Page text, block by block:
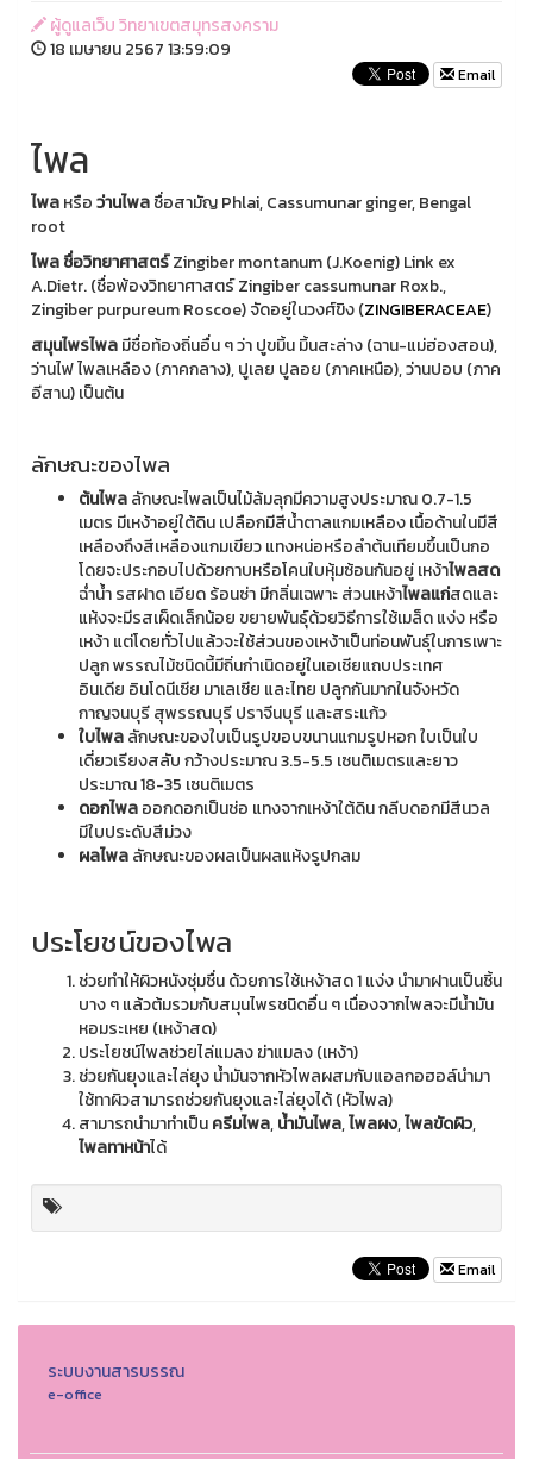
ผู้ดูแลเว็บ วิทยาเขตสมุทรสงคราม
18 เมษายน 2567 13:59:09
Email
ไพล
ไพลหรือว่านไพลชื่อสามัญ Phlai, Cassumunar ginger, Bengal
root
ไพล ชื่อวิทยาศาสตร์Zingiber montanum (J.Koenig) Link ex
A.Dietr. (ชื่อพ้องวิทยาศาสตร์ Zingiber cassumunar Roxb.,
Zingiber purpureum Roscoe) จัดอยู่ในวงศ์ขิง (ZINGIBERACEAE)
สมุนไพรไพลมีชื่อท้องถิ่นอื่น ๆ ว่า ปูขมิ้น มิ้นสะล่าง (ฉาน-แม่ฮ่องสอน),
ว่านไฟ ไพลเหลือง (ภาคกลาง), ปูเลย ปูลอย (ภาคเหนือ), ว่านปอบ (ภาค
อีสาน) เป็นต้น
ลักษณะของไพล
ต้นไพลลักษณะไพลเป็นไม้ล้มลุกมีความสูงประมาณ 0.7-1.5
เมตร มีเหง้าอยู่ใต้ดิน เปลือกมีสีน้ำตาลแกมเหลือง เนื้อด้านในมีสี
เหลืองถึงสีเหลืองแกมเขียว แทงหน่อหรือลำต้นเทียมขึ้นเป็นกอ
โดยจะประกอบไปด้วยกาบหรือโคนใบหุ้มซ้อนกันอยู่ เหง้าไพลสด
ฉ่ำน้ำ รสฝาด เอียด ร้อนซ่า มีกลิ่นเฉพาะ ส่วนเหง้าไพลแก่สดและ
แห้งจะมีรสเผ็ดเล็กน้อย ขยายพันธุ์ด้วยวิธีการใช้เมล็ด แง่ง หรือ
เหง้า แต่โดยทั่วไปแล้วจะใช้ส่วนของเหง้าเป็นท่อนพันธุ์ในการเพาะ
ปลูก พรรณไม้ชนิดนี้มีถิ่นกำเนิดอยู่ในเอเชียแถบประเทศ
อินเดีย อินโดนีเซีย มาเลเซีย และไทย ปลูกกันมากในจังหวัด
กาญจนบุรี สุพรรณบุรี ปราจีนบุรี และสระแก้ว
ใบไพลลักษณะของใบเป็นรูปขอบขนานแกมรูปหอก ใบเป็นใบ
เดี่ยวเรียงสลับ กว้างประมาณ 3.5-5.5 เซนติเมตรและยาว
ประมาณ 18-35 เซนติเมตร
ดอกไพลออกดอกเป็นช่อ แทงจากเหง้าใต้ดิน กลีบดอกมีสีนวล
มีใบประดับสีม่วง
ผลไพลลักษณะของผลเป็นผลแห้งรูปกลม
ประโยชน์ของไพล
ช่วยทำให้ผิวหนังชุ่มชื่น ด้วยการใช้เหง้าสด 1 แง่ง นำมาฝานเป็นชิ้น
บาง ๆ แล้วต้มรวมกับสมุนไพรชนิดอื่น ๆ เนื่องจากไพลจะมีน้ำมัน
หอมระเหย (เหง้าสด)
ประโยชน์ไพลช่วยไล่แมลง ฆ่าแมลง (เหง้า)
ช่วยกันยุงและไล่ยุง น้ำมันจากหัวไพลผสมกับแอลกอฮอล์นำมา
ใช้ทาผิวสามารถช่วยกันยุงและไล่ยุงได้ (หัวไพล)
สามารถนำมาทำเป็นครีมไพล,น้ำมันไพล,ไพลผง,ไพลขัดผิว,
ไพลทาหน้าได้
Email
ระบบงานสารบรรณ
e-office